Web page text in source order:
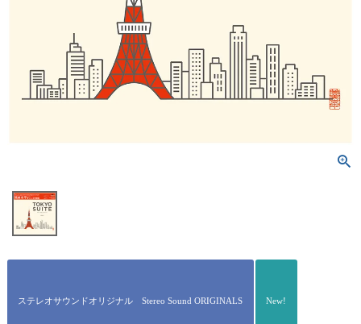
ステレオサウンドオリジナル Stereo Sound ORIGINALS New!